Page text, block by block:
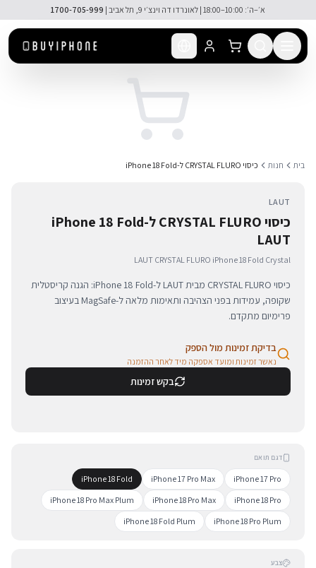
דלג לתוכן הראשי
בית חנות כיסוי CRYSTAL FLURO ל-iPhone 18 Fold
LAUT
כיסוי CRYSTAL FLURO ל-iPhone 18 Fold
LAUT
LAUT CRYSTAL FLURO iPhone 18 Fold Crystal
כיסוי CRYSTAL FLURO מבית LAUT ל-iPhone 18 Fold: הגנה קריסטלית
שקופה, עמידות בפני הצהיבה ותאימות מלאה ל-MagSafe בעיצוב
פרימיום מתקדם.
בדיקת זמינות מול הספק
נאשר זמינות ומועד אספקה מיד לאחר ההזמנה
בקש זמינות
דגם תואם
iPhone 17 Pro
iPhone 17 Pro Max
iPhone 18 Fold
iPhone 18 Pro
iPhone 18 Pro Max
iPhone 18 Pro Max Plum
iPhone 18 Pro Plum
iPhone 18 Fold Plum
צבע